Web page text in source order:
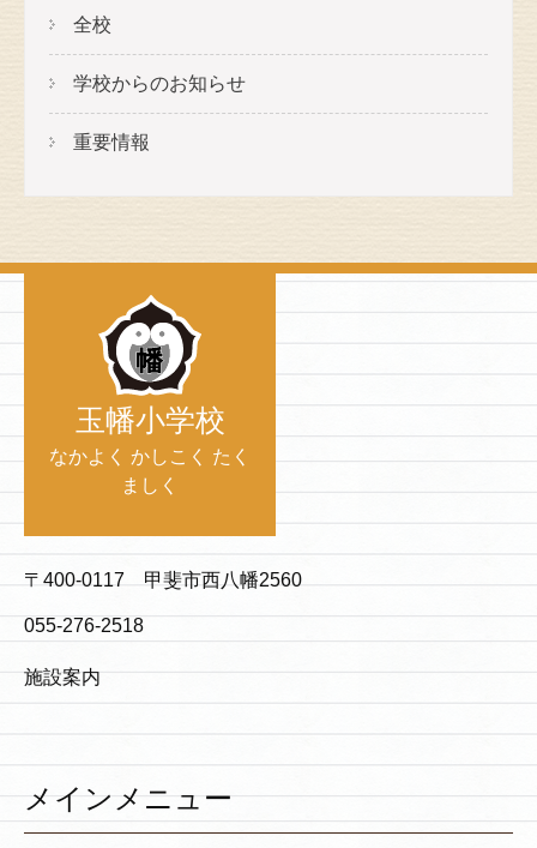
全校
学校からのお知らせ
重要情報
玉幡小学校
なかよく かしこく たく
ましく
〒400-0117 甲斐市西八幡2560
055-276-2518
施設案内
メインメニュー